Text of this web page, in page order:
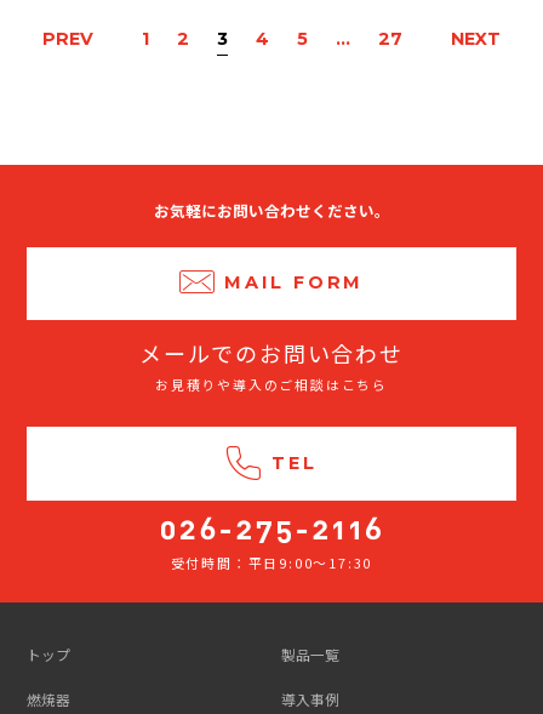
PREV 1 2 3 4 5 … 27 NEXT
お気軽にお問い合わせください。
MAIL FORM
メールでのお問い合わせ
お見積りや導入のご相談はこちら
TEL
受付時間：平日9:00～17:30
トップ
燃焼器
製品一覧
導入事例